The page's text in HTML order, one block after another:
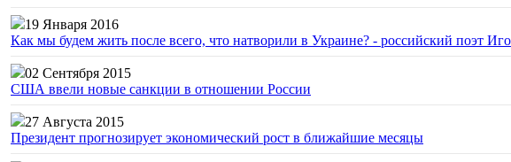
19 Января 2016
Как мы будем жить после всего, что натворили в Украине? - российский поэт
02 Сентября 2015
США ввели новые санкции в отношении России
27 Августа 2015
Президент прогнозирует экономический рост в ближайшие месяцы